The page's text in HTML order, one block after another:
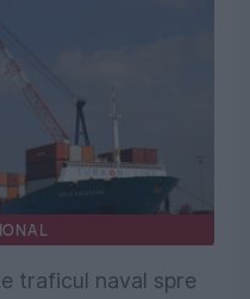
traficul naval spre